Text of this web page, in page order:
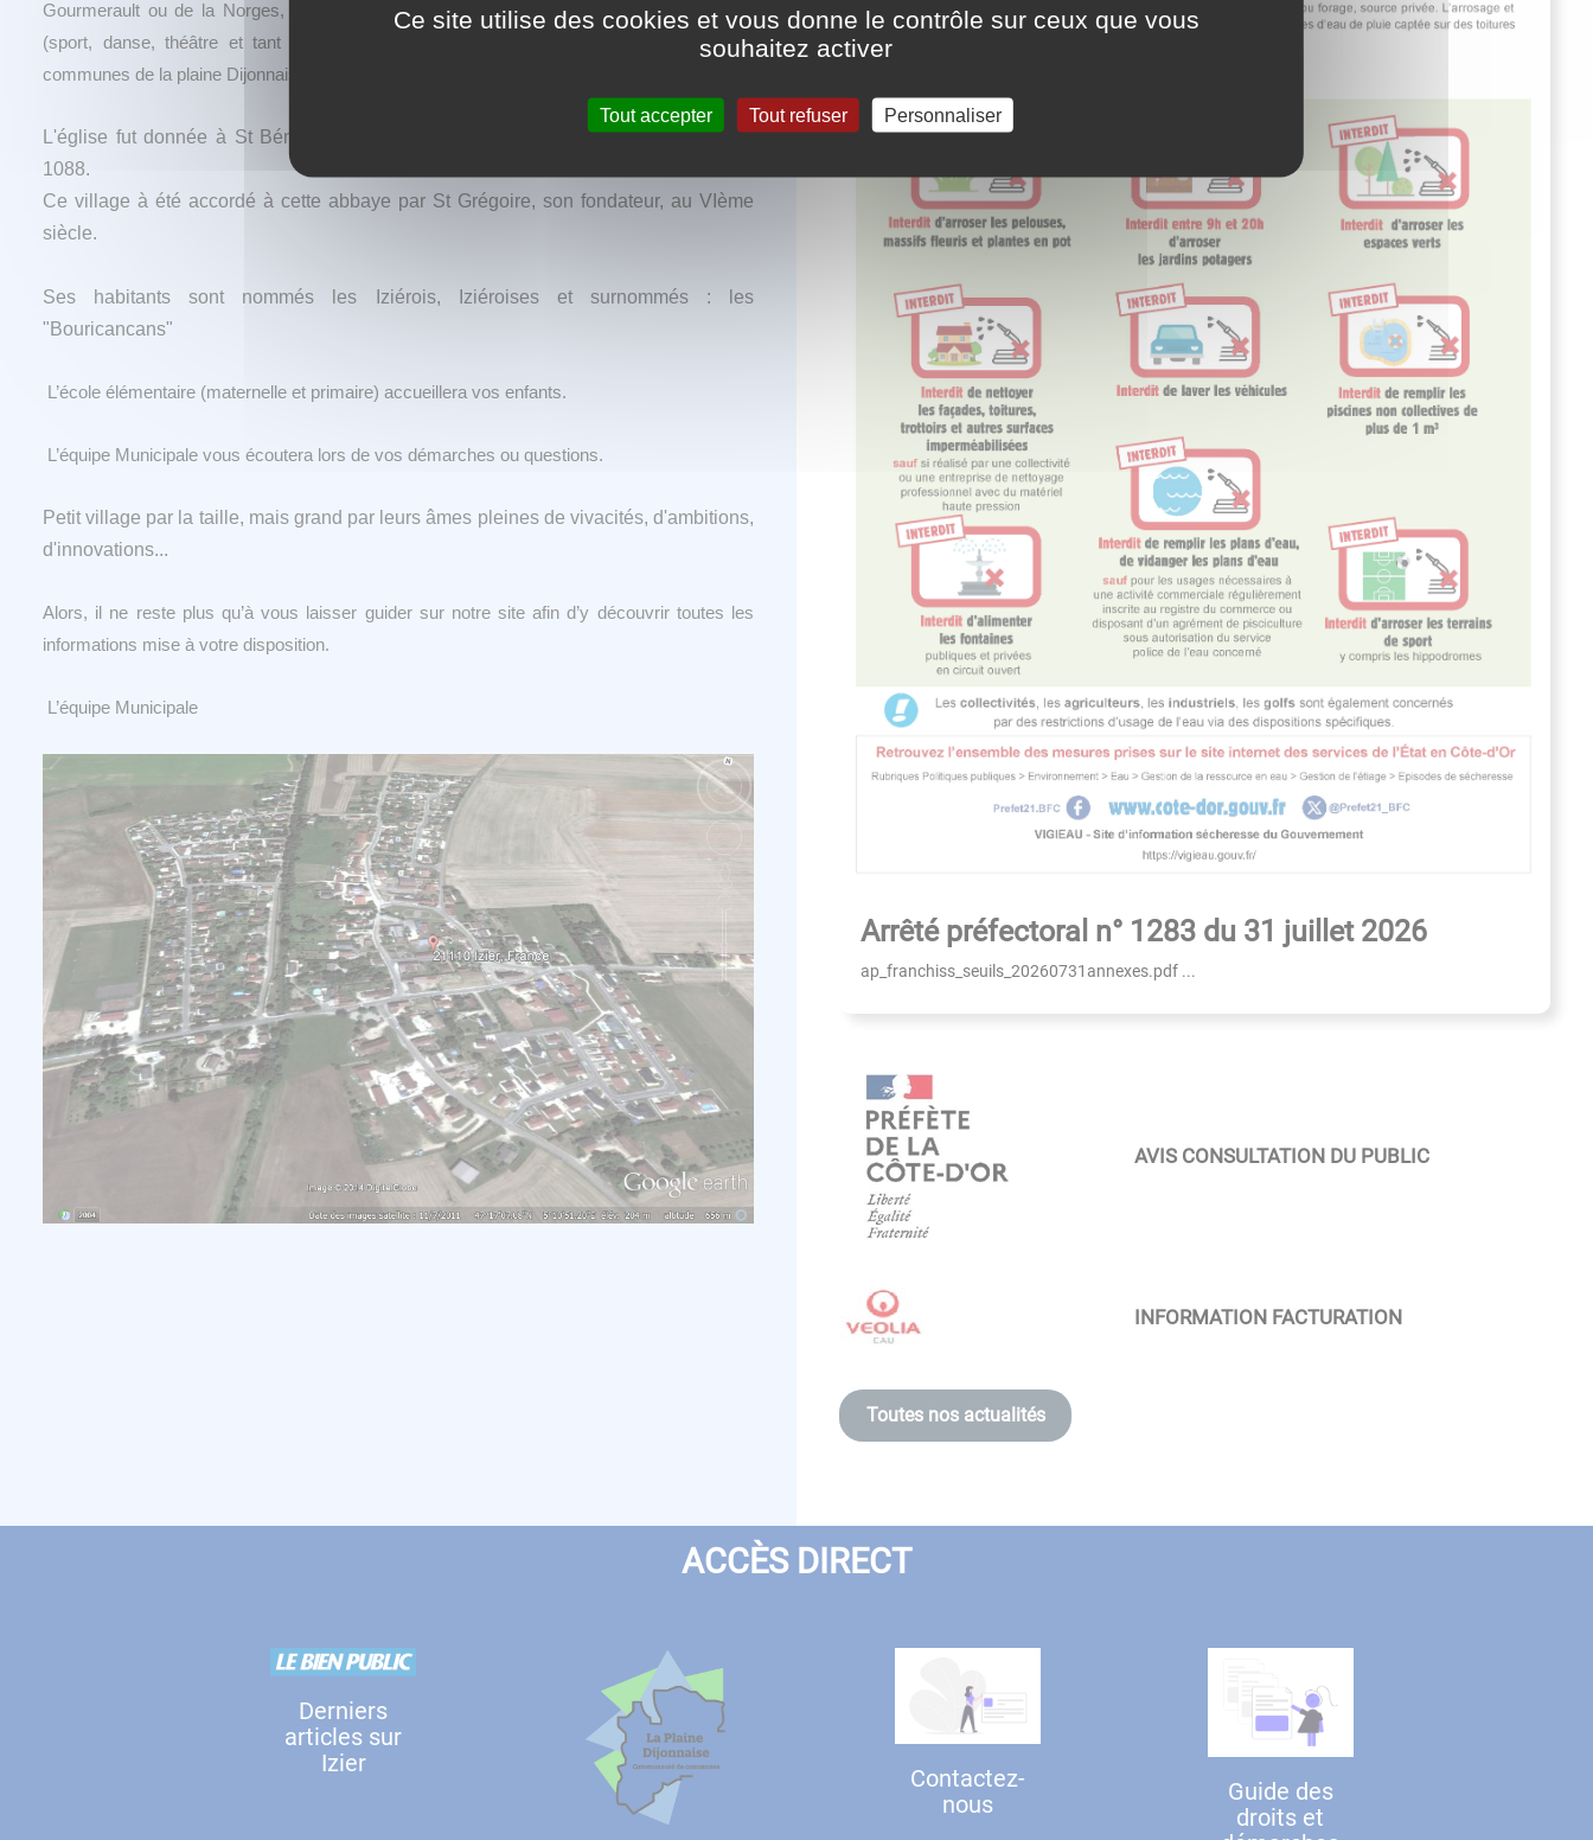
Gourmerault ou de la Norges, d’y pratiquer de nombreuses activités pour tous les âges
(sport, danse, théâtre et tant d’autres encore). Izier fait partie de la Communauté de
communes de la plaine Dijonnaise.
L'église fut donnée à St Bénigne par Hugues de Breteuil, évêque de Langres en
1088.
Ce village à été accordé à cette abbaye par St Grégoire, son fondateur, au VIème
siècle.
Ses habitants sont nommés les Iziérois, Iziéroises et surnommés : les
"Bouricancans"
L’école élémentaire (maternelle et primaire) accueillera vos enfants.
L’équipe Municipale vous écoutera lors de vos démarches ou questions.
Petit village par la taille, mais grand par leurs âmes pleines de vivacités, d'ambitions,
d'innovations...
Alors, il ne reste plus qu’à vous laisser guider sur notre site afin d’y découvrir toutes les
informations mise à votre disposition.
L’équipe Municipale
Arrêté préfectoral n° 1283 du 31 juillet 2026
ap_franchiss_seuils_20260731annexes.pdf ...
AVIS CONSULTATION DU PUBLIC
INFORMATION FACTURATION
Toutes nos actualités
ACCÈS DIRECT
Derniers
articles sur
Izier
Contactez-
nous
Guide des
droits et
Ce site utilise des cookies et vous donne le contrôle sur ceux que vous
souhaitez activer
Tout accepter Tout refuser Personnaliser